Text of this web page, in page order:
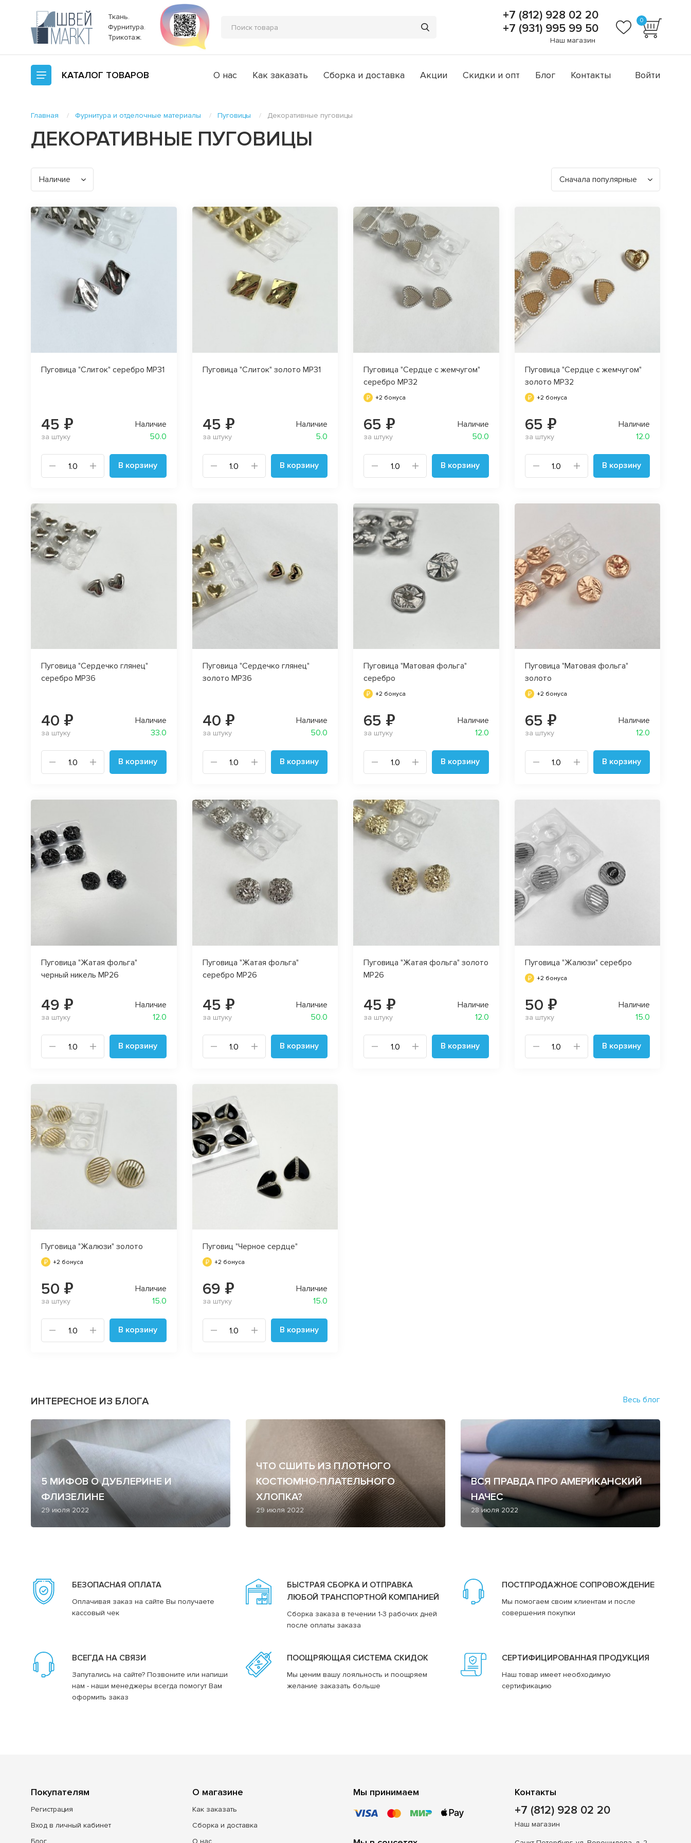
Ткань.
Фурнитура.
Трикотаж.
+7 (812) 928 02 20
+7 (931) 995 99 50
Наш магазин
0
КАТАЛОГ ТОВАРОВ О нас Как заказать Сборка и доставка Акции Скидки и опт Блог Контакты Войти
Главная Фурнитура и отделочные материалы Пуговицы Декоративные пуговицы
ДЕКОРАТИВНЫЕ ПУГОВИЦЫ
Наличие Сначала популярные
Пуговица "Слиток" серебро MP31
45 ₽
за штуку
Наличие
50.0
В корзину
Пуговица "Слиток" золото MP31
45 ₽
за штуку
Наличие
5.0
В корзину
Пуговица "Сердце с жемчугом"
серебро MP32
+2 бонуса
65 ₽
за штуку
Наличие
50.0
В корзину
Пуговица "Сердце с жемчугом"
золото MP32
+2 бонуса
65 ₽
за штуку
Наличие
12.0
В корзину
Пуговица "Сердечко глянец"
серебро MP36
40 ₽
за штуку
Наличие
33.0
В корзину
Пуговица "Сердечко глянец"
золото MP36
40 ₽
за штуку
Наличие
50.0
В корзину
Пуговица "Матовая фольга"
серебро
+2 бонуса
65 ₽
за штуку
Наличие
12.0
В корзину
Пуговица "Матовая фольга"
золото
+2 бонуса
65 ₽
за штуку
Наличие
12.0
В корзину
Пуговица "Жатая фольга"
черный никель MP26
49 ₽
за штуку
Наличие
12.0
В корзину
Пуговица "Жатая фольга"
серебро MP26
45 ₽
за штуку
Наличие
50.0
В корзину
Пуговица "Жатая фольга" золото
MP26
45 ₽
за штуку
Наличие
12.0
В корзину
Пуговица "Жалюзи" серебро
+2 бонуса
50 ₽
за штуку
Наличие
15.0
В корзину
Пуговица "Жалюзи" золото
+2 бонуса
50 ₽
за штуку
Наличие
15.0
В корзину
Пуговиц "Черное сердце"
+2 бонуса
69 ₽
за штуку
Наличие
15.0
В корзину
ИНТЕРЕСНОЕ ИЗ БЛОГА Весь блог
5 МИФОВ О ДУБЛЕРИНЕ И
ФЛИЗЕЛИНЕ
29 июля 2022
ЧТО СШИТЬ ИЗ ПЛОТНОГО
КОСТЮМНО-ПЛАТЕЛЬНОГО
ХЛОПКА?
29 июля 2022
ВСЯ ПРАВДА ПРО АМЕРИКАНСКИЙ
НАЧЕС
28 июля 2022
БЕЗОПАСНАЯ ОПЛАТА
Оплачивая заказ на сайте Вы получаете
кассовый чек
БЫСТРАЯ СБОРКА И ОТПРАВКА
ЛЮБОЙ ТРАНСПОРТНОЙ КОМПАНИЕЙ
Сборка заказа в течении 1-3 рабочих дней
после оплаты заказа
ПОСТПРОДАЖНОЕ СОПРОВОЖДЕНИЕ
Мы помогаем своим клиентам и после
совершения покупки
ВСЕГДА НА СВЯЗИ
Запутались на сайте? Позвоните или напиши
нам - наши менеджеры всегда помогут Вам
оформить заказ
ПООЩРЯЮЩАЯ СИСТЕМА СКИДОК
Мы ценим вашу лояльность и поощряем
желание заказать больше
СЕРТИФИЦИРОВАННАЯ ПРОДУКЦИЯ
Наш товар имеет необходимую
сертификацию
Покупателям
Регистрация
Вход в личный кабинет
Блог
О магазине
Как заказать
Сборка и доставка
О нас
Мы принимаем Контакты
+7 (812) 928 02 20
Наш магазин